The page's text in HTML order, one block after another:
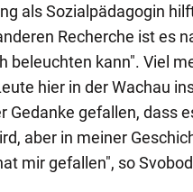
als Sozialpädagogin
Recherche ist es
beleuchten kann". Viel
hier in der Wachau
Gedanke gefallen, dass
aber in meiner
mir gefallen", so